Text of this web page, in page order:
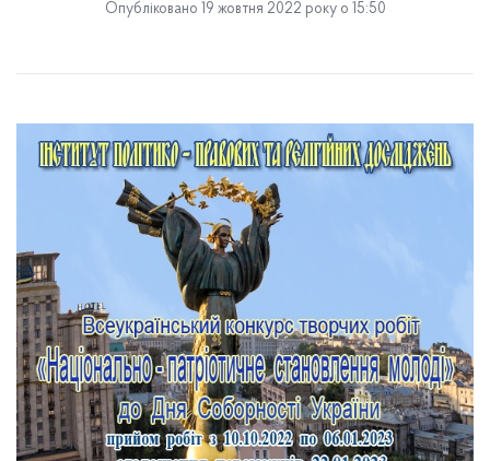
Опубліковано 19 жовтня 2022 року о 15:50